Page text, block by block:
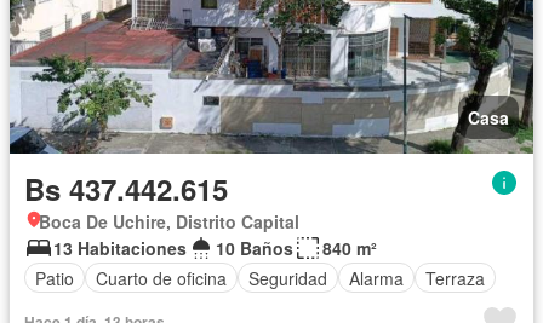
Casa
Bs 437.442.615
Boca De Uchire, Distrito Capital
13 Habitaciones
10 Baños
840 m²
Patio
Cuarto de oficina Seguridad Alarma Terraza